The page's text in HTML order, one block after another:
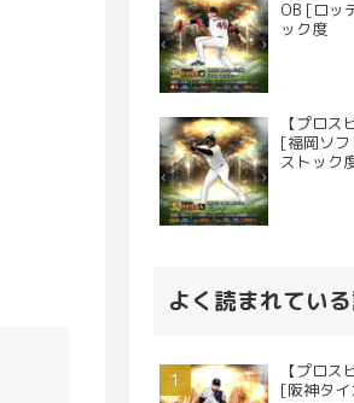
OB [ロッ
ック度
【プロ
[福岡ソフ
ストック
よく読まれてい
【プロス
[阪神タ